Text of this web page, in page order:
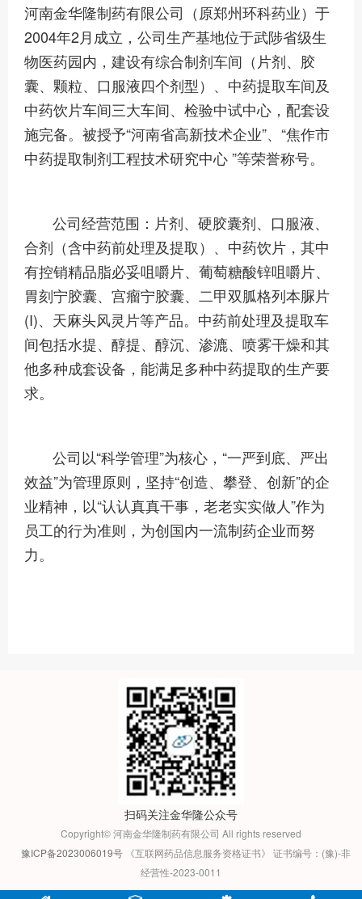
河南金华隆制药有限公司（原郑州环科药业）于
2004年2月成立，公司生产基地位于武陟省级生
物医药园内，建设有综合制剂车间（片剂、胶
囊、颗粒、口服液四个剂型）、中药提取车间及
中药饮片车间三大车间、检验中试中心，配套设
施完备。被授予“河南省高新技术企业”、“焦作市
中药提取制剂工程技术研究中心 ”等荣誉称号。
公司经营范围：片剂、硬胶囊剂、口服液、
合剂（含中药前处理及提取）、中药饮片，其中
有控销精品脂必妥咀嚼片、葡萄糖酸锌咀嚼片、
胃刻宁胶囊、宫瘤宁胶囊、二甲双胍格列本脲片
(Ι)、天麻头风灵片等产品。中药前处理及提取车
间包括水提、醇提、醇沉、渗漉、喷雾干燥和其
他多种成套设备，能满足多种中药提取的生产要
求。
公司以“科学管理”为核心，“一严到底、严出
效益”为管理原则，坚持“创造、攀登、创新”的企
业精神，以“认认真真干事，老老实实做人”作为
员工的行为准则，为创国内一流制药企业而努
力。
扫码关注金华隆公众号
Copyright© 河南金华隆制药有限公司 All rights reserved
豫ICP备2023006019号 《互联网药品信息服务资格证书》 证书编号：(豫)-非
经营性-2023-0011